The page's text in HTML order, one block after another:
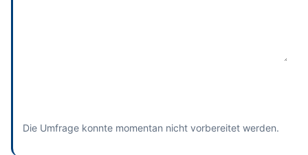
Die Umfrage konnte momentan nicht vorbereitet werden.